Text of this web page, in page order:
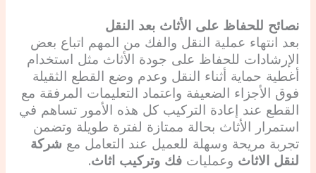
نصائح للحفاظ على الأثاث بعد النقل
بعد انتهاء عملية النقل والفك من المهم اتباع بعض
الإرشادات للحفاظ على جودة الأثاث مثل استخدام
أغطية حماية أثناء النقل وعدم وضع القطع الثقيلة
فوق الأجزاء الضعيفة واعتماد التعليمات المرفقة مع
القطع عند إعادة التركيب كل هذه الأمور تساهم في
استمرار الأثاث بحالة ممتازة لفترة طويلة وتضمن
تجربة مريحة وسهلة للعميل عند التعامل مع شركة
لنقل الاثاث وعمليات فك وتركيب اثاث.